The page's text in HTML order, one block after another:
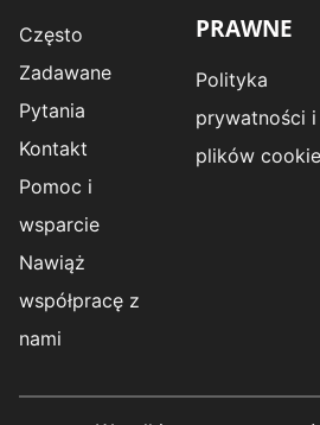
Często
Zadawane
Pytania
Kontakt
Pomoc i
wsparcie
Nawiąż
współpracę z
nami
PRAWNE
Polityka
prywatności i
plików cookie